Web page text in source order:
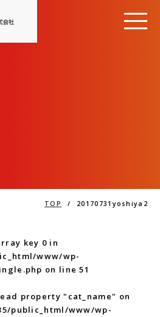
TOP / 20170731yoshiya2
key 0 in
www/wp-
on line51
property "cat_name" on
public_html/www/wp-